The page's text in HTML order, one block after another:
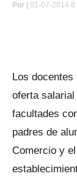
Por 01-07-2014
Los
oferta salarial
facultades
padres de
Comercio y